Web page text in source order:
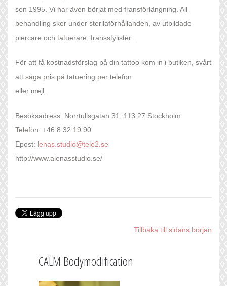
sen 1995. Vi har även börjat med fransförlängning. All
behandling sker under sterilaförhållanden, av utbildade
piercare och tatuerare, fransstylister .
För att få kostnadsförslag på din tattoo kom in i butiken, svårt
att säga pris på tatuering per telefon
eller mejl.
Besöksadress: Norrtullsgatan 31, 113 27 Stockholm
Telefon: +46 8 32 19 90
Epost: lenas.studio@tele2.se
http://www.alenasstudio.se/
Tillbaka till sidans början
CALM Bodymodification